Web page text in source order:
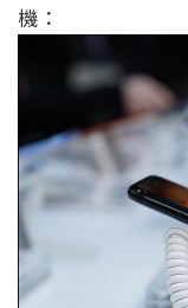
機：